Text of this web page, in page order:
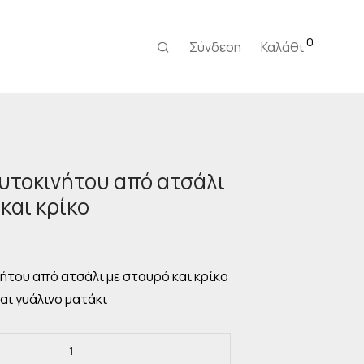
Σύνδεση Καλάθι0
από ατσάλι
κρίκο
είναι:
€.
από ατσάλι με σταυρό και κρίκο
γυάλινο ματάκι